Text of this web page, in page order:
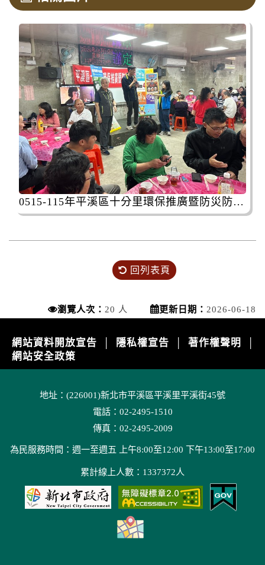
0515-115年平溪區十分里環保推廣暨防災防疫宣導活動
回列表頁
瀏覽人次： 20 人 更新日期： 2026-06-18
網站資料開放宣告 隱私權宣告 著作權聲明
網站安全政策
地址：(226001)新北市平溪區平溪里平溪街45號
電話：02-2495-1510
傳真：02-2495-2009
為民服務時間：週一至週五 上午8:00至12:00 下午13:00至17:00
累計線上人數：1337372人